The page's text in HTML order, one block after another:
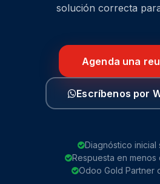
solución correcta
Agenda una
Escríbenos por
Diagnóstico inicial
Respuesta en menos
Odoo Gold Partner